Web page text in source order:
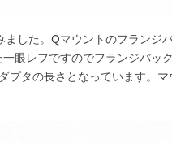
した。Qマウントのフランジ
眼レフですのでフランジバッ
プタの長さとなっています。